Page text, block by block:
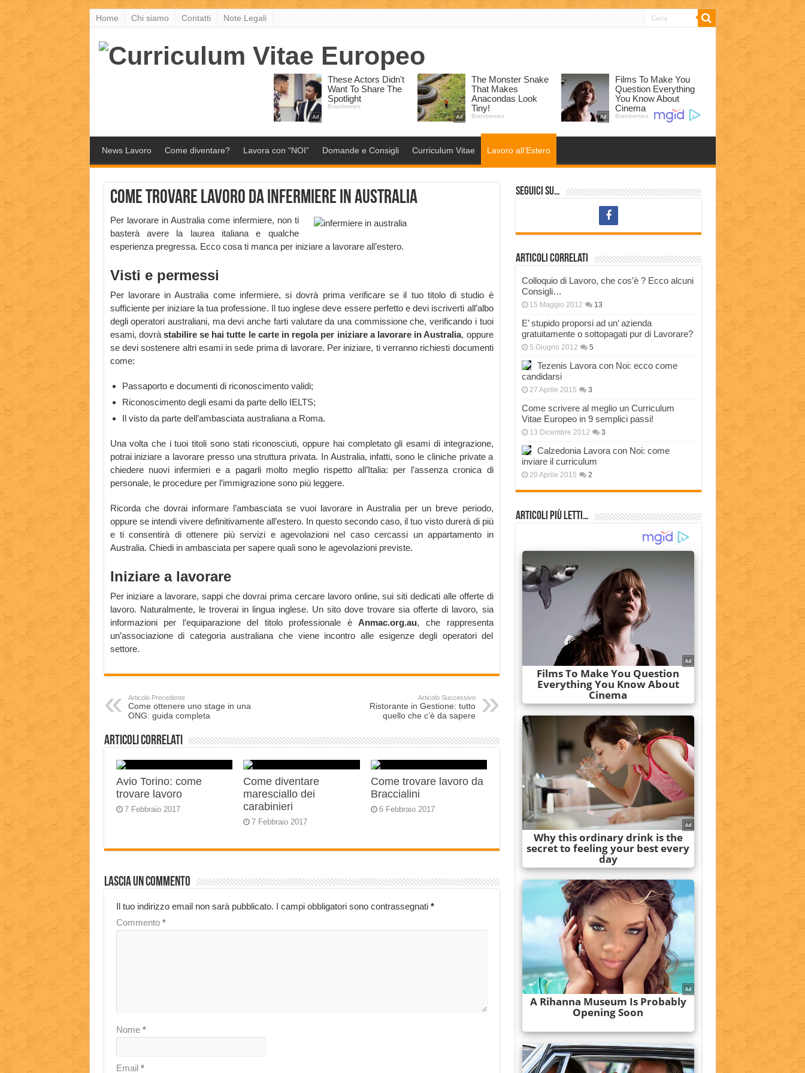
Home Chi siamo Contatti Note Legali
News Lavoro Come diventare? Lavora con “NOI” Domande e Consigli Curriculum Vitae Lavoro all’Estero
Come trovare lavoro da infermiere in Australia
Per lavorare in Australia come infermiere, non ti
basterà avere la laurea italiana e qualche
esperienza pregressa. Ecco cosa ti manca per iniziare a lavorare all’estero.
Visti e permessi
Per lavorare in Australia come infermiere, si dovrà prima verificare se il tuo titolo di studio è
sufficiente per iniziare la tua professione. Il tuo inglese deve essere perfetto e devi iscriverti all’albo
degli operatori australiani, ma devi anche farti valutare da una commissione che, verificando i tuoi
esami, dovrà stabilire se hai tutte le carte in regola per iniziare a lavorare in Australia, oppure
se devi sostenere altri esami in sede prima di lavorare. Per iniziare, ti verranno richiesti documenti
come:
Passaporto e documenti di riconoscimento validi;
Riconoscimento degli esami da parte dello IELTS;
Il visto da parte dell’ambasciata australiana a Roma.
Una volta che i tuoi titoli sono stati riconosciuti, oppure hai completato gli esami di integrazione,
potrai iniziare a lavorare presso una struttura privata. In Australia, infatti, sono le cliniche private a
chiedere nuovi infermieri e a pagarli molto meglio rispetto all’Italia: per l’assenza cronica di
personale, le procedure per l’immigrazione sono più leggere.
Ricorda che dovrai informare l’ambasciata se vuoi lavorare in Australia per un breve periodo,
oppure se intendi vivere definitivamente all’estero. In questo secondo caso, il tuo visto durerà di più
e ti consentirà di ottenere più servizi e agevolazioni nel caso cercassi un appartamento in
Australia. Chiedi in ambasciata per sapere quali sono le agevolazioni previste.
Iniziare a lavorare
Per iniziare a lavorare, sappi che dovrai prima cercare lavoro online, sui siti dedicati alle offerte di
lavoro. Naturalmente, le troverai in lingua inglese. Un sito dove trovare sia offerte di lavoro, sia
informazioni per l’equiparazione del titolo professionale èAnmac.org.au, che rappresenta
un’associazione di categoria australiana che viene incontro alle esigenze degli operatori del
settore.
Articolo Precedente
Come ottenere uno stage in una
ONG: guida completa
Articolo Successivo
Ristorante in Gestione: tutto
quello che c’è da sapere
Articoli correlati
Avio Torino: come
trovare lavoro
7 Febbraio 2017
Come diventare
maresciallo dei
carabinieri
7 Febbraio 2017
Come trovare lavoro da
Braccialini
6 Febbraio 2017
Lascia un commento
Il tuo indirizzo email non sarà pubblicato. I campi obbligatori sono contrassegnati *
Commento *
Nome *
Email *
Seguici su…
Articoli correlati
Colloquio di Lavoro, che cos’è ? Ecco alcuni
Consigli…
15 Maggio 2012 13
E’ stupido proporsi ad un’ azienda
gratuitamente o sottopagati pur di Lavorare?
5 Giugno 2012 5
Tezenis Lavora con Noi: ecco come
candidarsi
27 Aprile 2015 3
Come scrivere al meglio un Curriculum
Vitae Europeo in 9 semplici passi!
13 Dicembre 2012 3
Calzedonia Lavora con Noi: come
inviare il curriculum
20 Aprile 2015 2
Articoli più Letti…